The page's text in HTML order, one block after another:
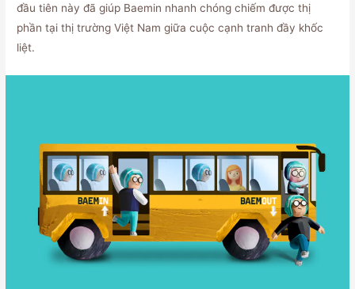
đầu tiên này đã giúp Baemin nhanh chóng chiếm được thị
phần tại thị trường Việt Nam giữa cuộc cạnh tranh đầy khốc
liệt.